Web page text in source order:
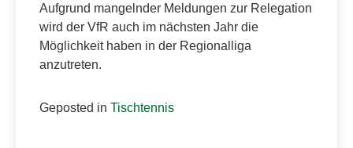
Aufgrund mangelnder Meldungen zur Relegation
wird der VfR auch im nächsten Jahr die
Möglichkeit haben in der Regionalliga
anzutreten.
Geposted in Tischtennis